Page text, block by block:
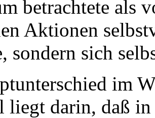
betrachtete als
Aktionen
sondern sich
im
liegt darin, daß